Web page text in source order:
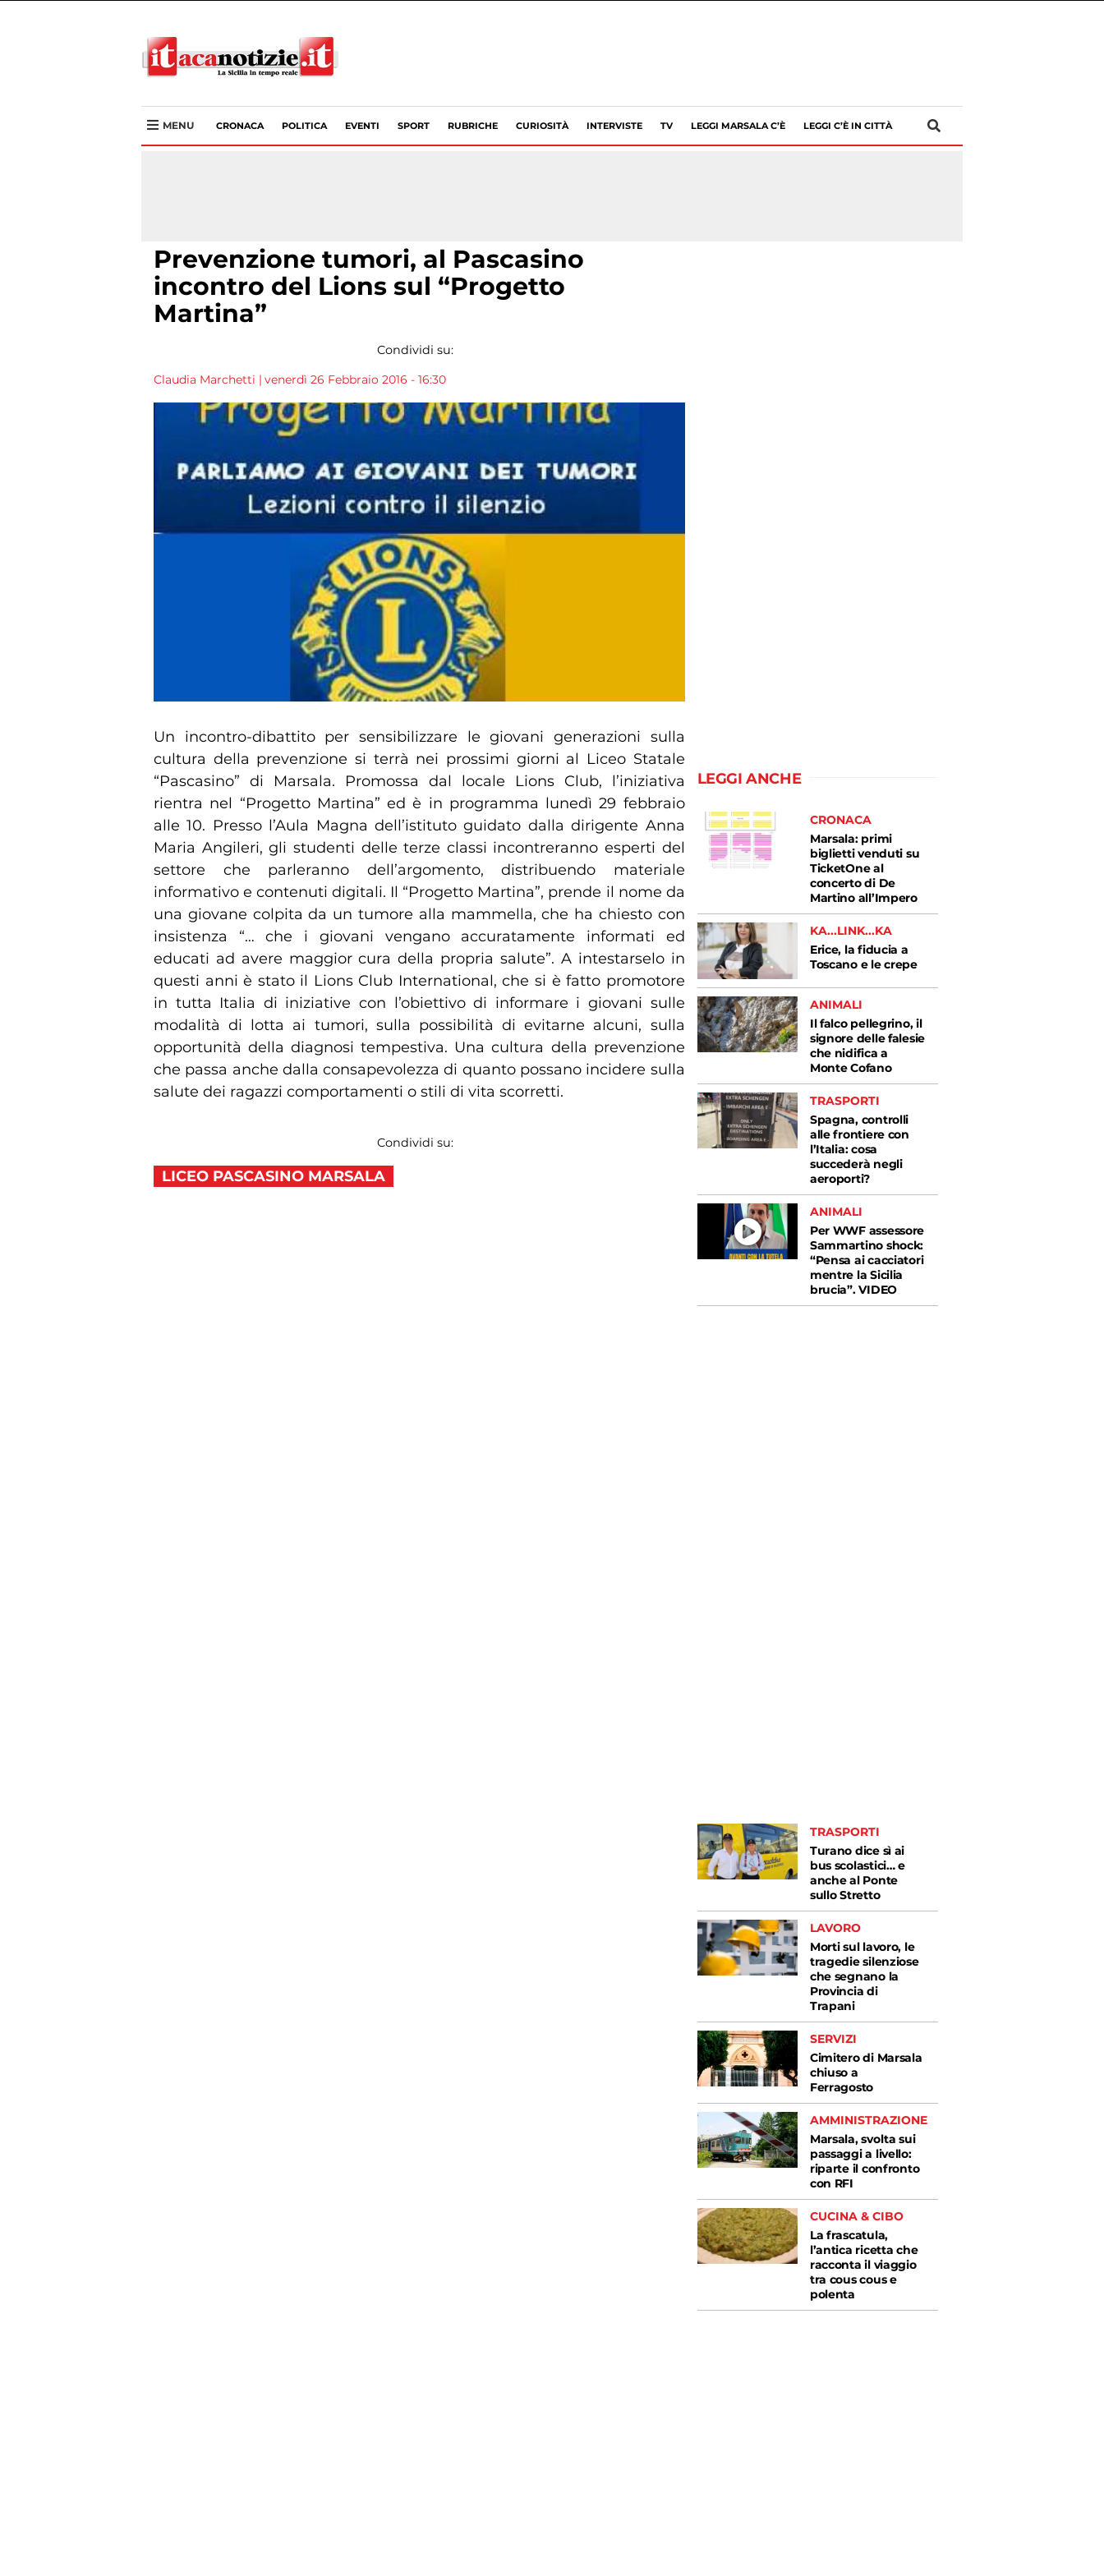
MENU CRONACA POLITICA EVENTI SPORT RUBRICHE CURIOSITÀ INTERVISTE TV LEGGI MARSALA C’È LEGGI C’È IN CITTÀ
Prevenzione tumori, al Pascasino
incontro del Lions sul “Progetto
Martina”
Condividi su:
Claudia Marchetti | venerdì 26 Febbraio 2016 - 16:30
Un incontro-dibattito per sensibilizzare le giovani generazioni sulla
cultura della prevenzione si terrà nei prossimi giorni al Liceo Statale
“Pascasino” di Marsala. Promossa dal locale Lions Club, l’iniziativa
rientra nel “Progetto Martina” ed è in programma lunedì 29 febbraio
alle 10. Presso l’Aula Magna dell’istituto guidato dalla dirigente Anna
Maria Angileri, gli studenti delle terze classi incontreranno esperti del
settore che parleranno dell’argomento, distribuendo materiale
informativo e contenuti digitali. Il “Progetto Martina”, prende il nome da
una giovane colpita da un tumore alla mammella, che ha chiesto con
insistenza “… che i giovani vengano accuratamente informati ed
educati ad avere maggior cura della propria salute”. A intestarselo in
questi anni è stato il Lions Club International, che si è fatto promotore
in tutta Italia di iniziative con l’obiettivo di informare i giovani sulle
modalità di lotta ai tumori, sulla possibilità di evitarne alcuni, sulla
opportunità della diagnosi tempestiva. Una cultura della prevenzione
che passa anche dalla consapevolezza di quanto possano incidere sulla
salute dei ragazzi comportamenti o stili di vita scorretti.
Condividi su:
LICEO PASCASINO MARSALA
LEGGI ANCHE
CRONACA
Marsala: primi
biglietti venduti su
TicketOne al
concerto di De
Martino all’Impero
KA...LINK...KA
Erice, la fiducia a
Toscano e le crepe
ANIMALI
Il falco pellegrino, il
signore delle falesie
che nidifica a
Monte Cofano
TRASPORTI
Spagna, controlli
alle frontiere con
l’Italia: cosa
succederà negli
aeroporti?
ANIMALI
Per WWF assessore
Sammartino shock:
“Pensa ai cacciatori
mentre la Sicilia
brucia”. VIDEO
TRASPORTI
Turano dice sì ai
bus scolastici… e
anche al Ponte
sullo Stretto
LAVORO
Morti sul lavoro, le
tragedie silenziose
che segnano la
Provincia di
Trapani
SERVIZI
Cimitero di Marsala
chiuso a
Ferragosto
AMMINISTRAZIONE
Marsala, svolta sui
passaggi a livello:
riparte il confronto
con RFI
CUCINA & CIBO
La frascatula,
l’antica ricetta che
racconta il viaggio
tra cous cous e
polenta